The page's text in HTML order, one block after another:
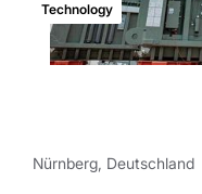
Technology
Nürnberg, Deutschland